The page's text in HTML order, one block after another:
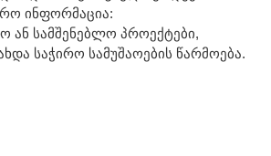
ინფორმაცია:
ან სამშენებლო პროექტები,
საჭირო სამუშაოების წარმოება.